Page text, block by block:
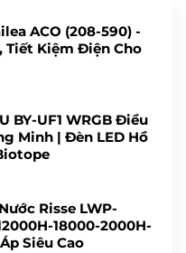
ACO (208-590) -
Tiết Kiệm Điện Cho
BY-UF1 WRGB Điều
Minh | Đèn LED Hồ
Risse LWP-
18000-2000H-
Siêu Cao